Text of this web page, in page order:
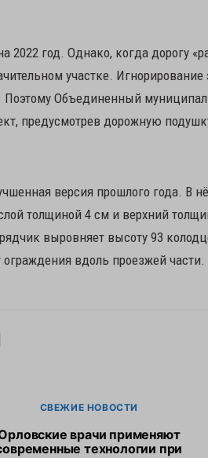
2022 год. Однако, когда дорогу
участке.
Поэтому Объединенный
предусмотрев дорожную
версия прошлого года. В
толщиной 4 см и верхний
выровняет высоту 93
вдоль проезжей части.
СВЕЖИЕ НОВОСТИ
врачи применяют
технологии при